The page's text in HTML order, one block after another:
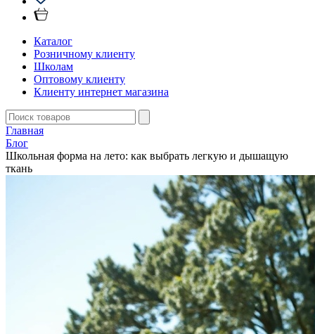
Каталог
Розничному клиенту
Школам
Оптовому клиенту
Клиенту интернет магазина
Главная
Блог
Школьная форма на лето: как выбрать легкую и дышащую
ткань